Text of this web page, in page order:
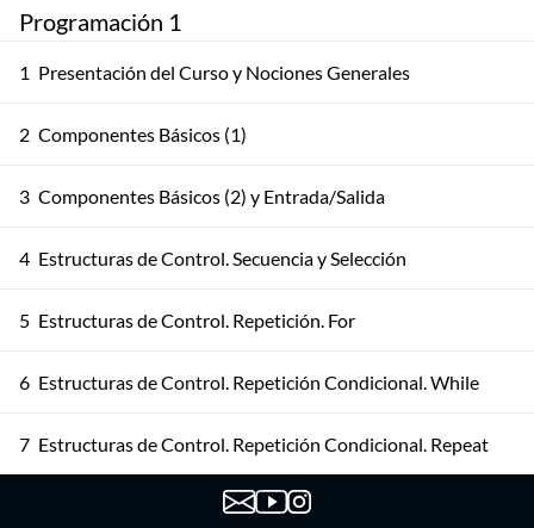
Programación 1
1 Presentación del Curso y Nociones Generales
2 Componentes Básicos (1)
3 Componentes Básicos (2) y Entrada/Salida
4 Estructuras de Control. Secuencia y Selección
5 Estructuras de Control. Repetición. For
6 Estructuras de Control. Repetición Condicional. While
7 Estructuras de Control. Repetición Condicional. Repeat
Iteración. Ejemplos Avanzados